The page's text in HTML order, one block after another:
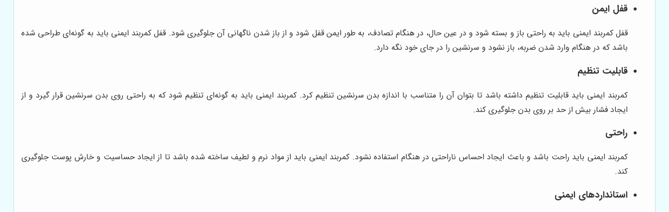
قفل ایمن
قفل کمربند ایمنی باید به راحتی باز و بسته شود و در عین حال، در هنگام تصادف، به طور ایمن قفل شود و از باز شدن ناگهانی آن جلوگیری شود. قفل کمربند ایمنی باید به گونه‌ای طراحی شده
باشد که در هنگام وارد شدن ضربه، باز نشود و سرنشین را در جای خود نگه دارد.
قابلیت تنظیم
کمربند ایمنی باید قابلیت تنظیم داشته باشد تا بتوان آن را متناسب با اندازه بدن سرنشین تنظیم کرد. کمربند ایمنی باید به گونه‌ای تنظیم شود که به راحتی روی بدن سرنشین قرار گیرد و از
ایجاد فشار بیش از حد بر روی بدن جلوگیری کند.
راحتی
کمربند ایمنی باید راحت باشد و باعث ایجاد احساس ناراحتی در هنگام استفاده نشود. کمربند ایمنی باید از مواد نرم و لطیف ساخته شده باشد تا از ایجاد حساسیت و خارش پوست جلوگیری
کند.
استانداردهای ایمنی